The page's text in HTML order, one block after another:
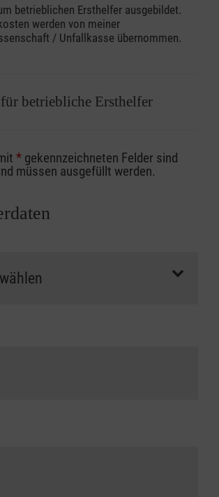
betrieblichen Ersthelfer ausgebildet.
werden von meiner
/ Unfallkasse übernommen.
betriebliche Ersthelfer
ein Kostenübernahmeverfahren
/ Unfallkasse
spätestens zu
Abrechnung der vollen Kursgebühr
Formulare für die
Berufsgenossenschaft oder
* gekennzeichneten Felder sind
müssen ausgefüllt werden.